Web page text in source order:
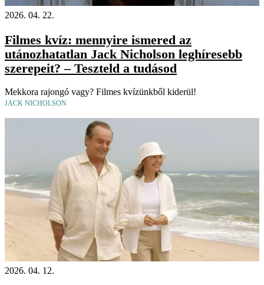
2026. 04. 22.
Filmes kvíz: mennyire ismered az
utánozhatatlan Jack Nicholson leghíresebb
szerepeit? – Teszteld a tudásod
Mekkora rajongó vagy? Filmes kvízünkből kiderül!
JACK NICHOLSON
2026. 04. 12.